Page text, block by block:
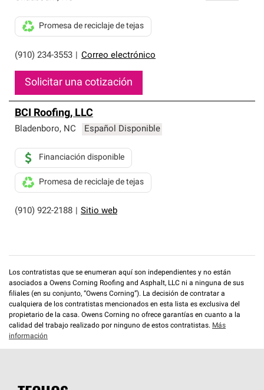
(910) 234-3553 Correo electrónico
Promesa de reciclaje de tejas
Solicitar una cotización
BCI Roofing, LLC
Bladenboro, NC Español Disponible
(910) 922-2188 Sitio web
Financiación disponible
Promesa de reciclaje de tejas
Los contratistas que se enumeran aquí son independientes y no están
asociados a Owens Corning Roofing and Asphalt, LLC ni a ninguna de sus
filiales (en su conjunto, “Owens Corning”). La decisión de contratar a
cualquiera de los contratistas mencionados en esta lista es exclusiva del
propietario de la casa. Owens Corning no ofrece garantías en cuanto a la
calidad del trabajo realizado por ninguno de estos contratistas. Más
información